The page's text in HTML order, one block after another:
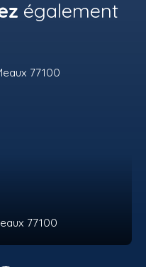
également
77100